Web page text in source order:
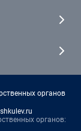
органов
органов: